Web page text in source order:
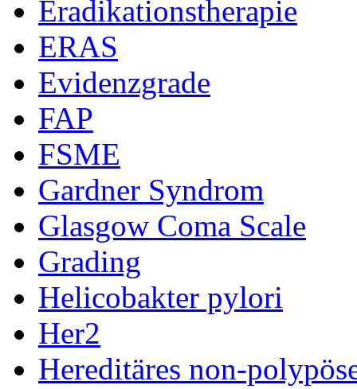
Eradikationstherapie
ERAS
Evidenzgrade
FAP
FSME
Gardner Syndrom
Glasgow Coma Scale
Grading
Helicobakter pylori
Her2
Hereditäres non-